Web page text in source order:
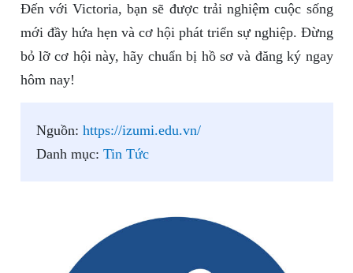
Đến với Victoria, bạn sẽ được trải nghiệm cuộc sống
mới đầy hứa hẹn và cơ hội phát triển sự nghiệp. Đừng
bỏ lỡ cơ hội này, hãy chuẩn bị hồ sơ và đăng ký ngay
hôm nay!
Nguồn: https://izumi.edu.vn/
Danh mục: Tin Tức